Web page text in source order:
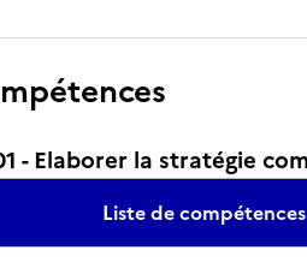
- Elaborer la stratégie
Liste de compétences